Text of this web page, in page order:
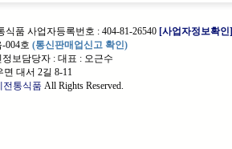
품 사업자등록번호 : 404-81-26540 [사업자정보확인]
004호 (통신판매업신고 확인)
보담당자 : 대표 : 오근수
대서 2길 8-11
전통식품 All Rights Reserved.